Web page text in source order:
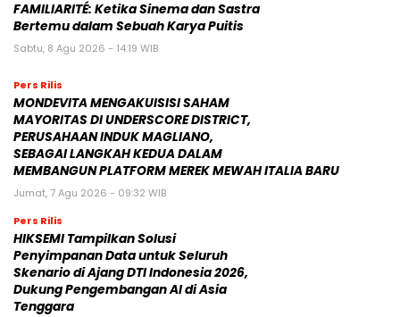
FAMILIARITÉ: Ketika Sinema dan Sastra
Bertemu dalam Sebuah Karya Puitis
Sabtu, 8 Agu 2026 - 14:19 WIB
Pers Rilis
MONDEVITA MENGAKUISISI SAHAM
MAYORITAS DI UNDERSCORE DISTRICT,
PERUSAHAAN INDUK MAGLIANO,
SEBAGAI LANGKAH KEDUA DALAM
MEMBANGUN PLATFORM MEREK MEWAH ITALIA BARU
Jumat, 7 Agu 2026 - 09:32 WIB
Pers Rilis
HIKSEMI Tampilkan Solusi
Penyimpanan Data untuk Seluruh
Skenario di Ajang DTI Indonesia 2026,
Dukung Pengembangan AI di Asia
Tenggara